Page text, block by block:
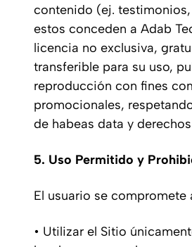
contenido (ej.
estos conceden a Adab
licencia no exclusiva,
transferible para su uso,
reproducción con fines
promocionales,
de habeas data y
5. Uso Permitido y
El usuario se compromete
• Utilizar el Sitio